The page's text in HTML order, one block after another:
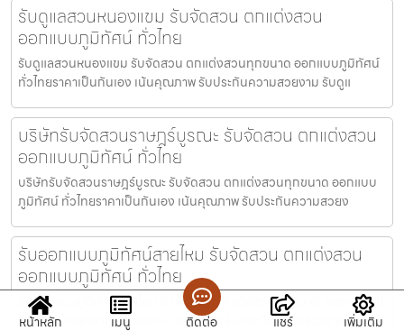
รับดูแลสวนหนองแขม รับจัดสวน ตกแต่งสวน
ออกแบบภูมิทัศน์ ทั่วไทย
รับดูแลสวนหนองแขม รับจัดสวน ตกแต่งสวนทุกขนาด ออกแบบภูมิทัศน์
ทั่วไทยราคาเป็นกันเอง เน้นคุณภาพ รับประกันความสวยงาม รับดูแ
บริษัทรับจัดสวนราษฎร์บูรณะ รับจัดสวน ตกแต่งสวน
ออกแบบภูมิทัศน์ ทั่วไทย
บริษัทรับจัดสวนราษฎร์บูรณะ รับจัดสวน ตกแต่งสวนทุกขนาด ออกแบบ
ภูมิทัศน์ ทั่วไทยราคาเป็นกันเอง เน้นคุณภาพ รับประกันความสวยง
รับออกแบบภูมิทัศน์สายไหม รับจัดสวน ตกแต่งสวน
ออกแบบภูมิทัศน์ ทั่วไทย
รับออกแบบภูมิทัศน์สายไหม รับจัดสวน ตกแต่งสวนทุกขนาด ออกแบบภูมิ
ทัศน์ ทั่วไทยราคาเป็นกันเอง เน้นคุณภาพ รับประกันความสวยงาม
หน้าหลัก เมนู ติดต่อ แชร์ เพิ่มเติม